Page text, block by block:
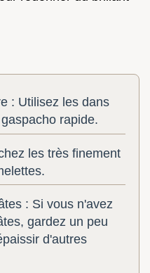
: Utilisez les dans
rapide.
les très finement
: Si vous n'avez
gardez un peu
d'autres